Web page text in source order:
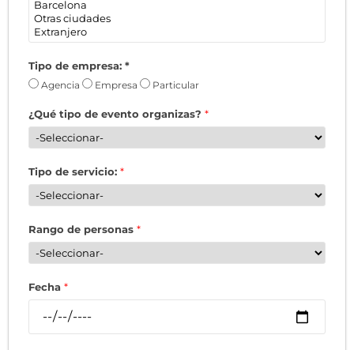
Tipo de empresa: *
Agencia Empresa Particular
¿Qué tipo de evento organizas? *
Tipo de servicio: *
Rango de personas *
Fecha *